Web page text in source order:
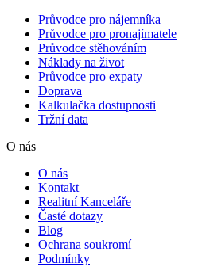
Průvodce pro nájemníka
Průvodce pro pronajímatele
Průvodce stěhováním
Náklady na život
Průvodce pro expaty
Doprava
Kalkulačka dostupnosti
Tržní data
O nás
O nás
Kontakt
Realitní Kanceláře
Časté dotazy
Blog
Ochrana soukromí
Podmínky